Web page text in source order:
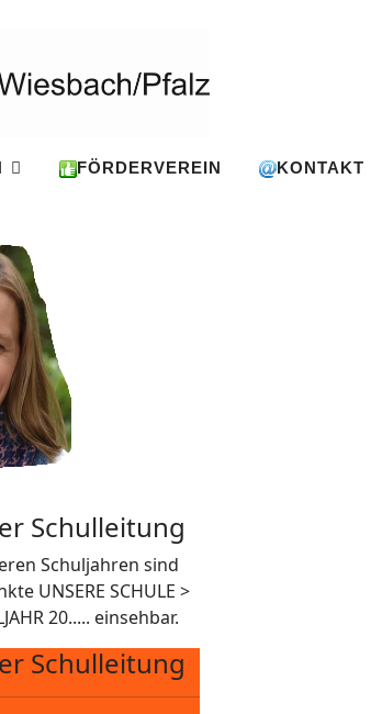
FÖRDERVEREIN KONTAKT
Schulleitung
Schuljahren sind
UNSERE SCHULE >
20..... einsehbar.
Schulleitung